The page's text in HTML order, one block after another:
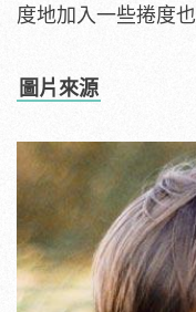
度地加入一些捲度
圖片來源